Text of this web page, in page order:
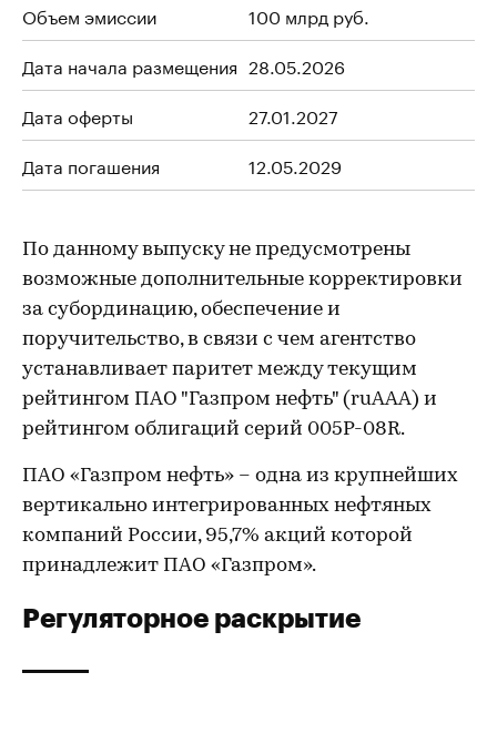
Объем эмиссии
100 млрд руб.
Дата начала размещения 28.05.2026
Дата оферты
27.01.2027
Дата погашения
12.05.2029
По данному выпуску не предусмотрены
возможные дополнительные корректировки
за субординацию, обеспечение и
поручительство, в связи с чем агентство
устанавливает паритет между текущим
рейтингом ПАО "Газпром нефть" (ruAAA) и
рейтингом облигаций серий 005P-08R.
ПАО «Газпром нефть» – одна из крупнейших
вертикально интегрированных нефтяных
компаний России, 95,7% акций которой
принадлежит ПАО «Газпром».
Регуляторное раскрытие